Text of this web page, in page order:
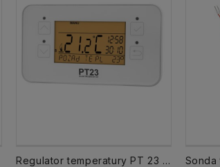
Regulator temperatury PT 23 termostat tygodniowy